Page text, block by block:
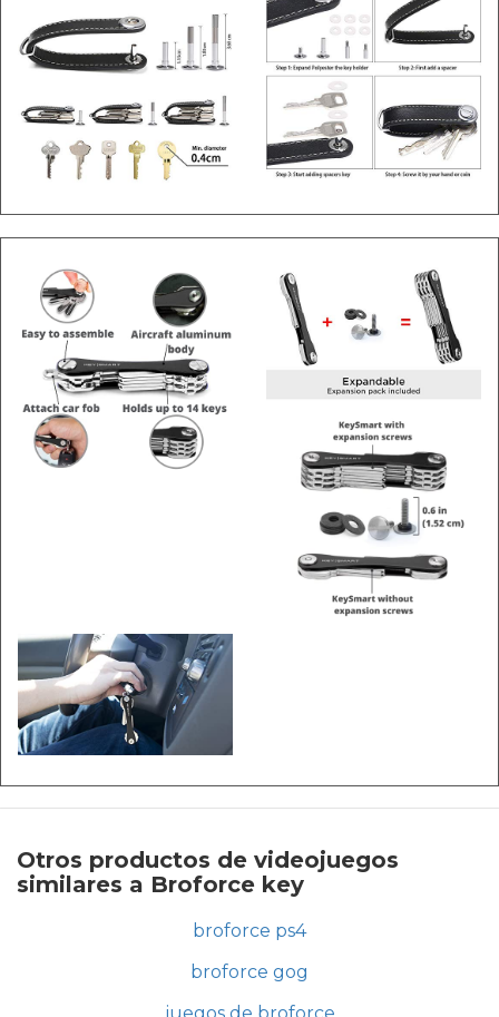
Otros productos de videojuegos
similares a Broforce key
broforce ps4
broforce gog